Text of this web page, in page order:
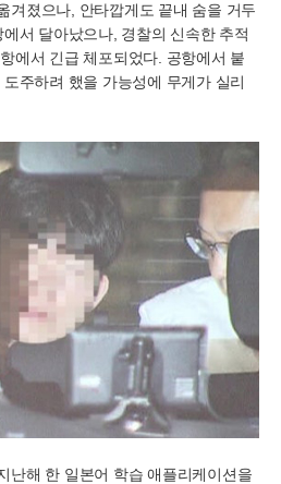
겨졌으나, 안타깝게도 끝내 숨을 거두
서 달아났으나, 경찰의 신속한 추적
에서 긴급 체포되었다. 공항에서 붙
주하려 했을 가능성에 무게가 실리
난해 한 일본어 학습 애플리케이션을